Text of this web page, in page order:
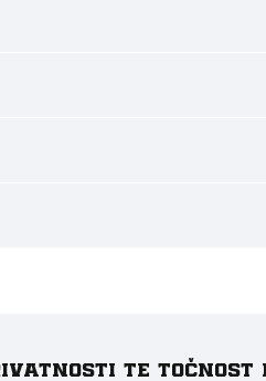
te točnost